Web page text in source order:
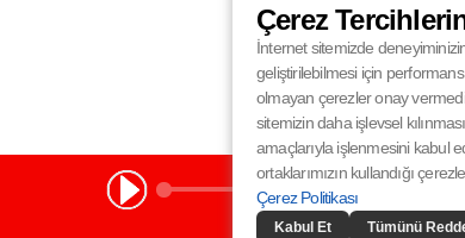
Çerez
İnternet sitemizde
geliştirilebilmesi için
olmayan çerezler onay
sitemizin daha işlevsel
amaçlarıyla işlenmesini kabul
ortaklarımızın kullandığı
Çerez Politikası
Kabul Et Tümünü
Balıkesir 87.5 Bursa
Eskişehir
95.0 İstanbul
Kocaeli
Radyo Fenomen
Ankara
98.8
Radyo
Antalya
Radyo Fenomen
Gaziantep
97.1
Radyo
İzmir